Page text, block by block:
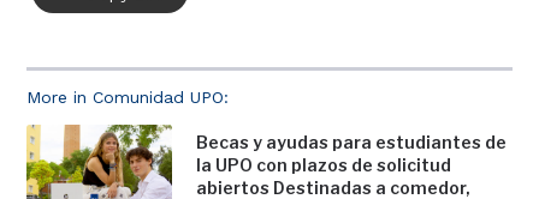
More in Comunidad UPO:
Becas y ayudas para estudiantes de
la UPO con plazos de solicitud
abiertos Destinadas a comedor,